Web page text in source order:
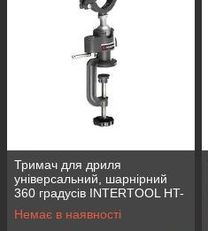
Тримач для дриля
універсальний, шарнірний
360 градусів INTERTOOL HT-
0091
Немає в наявності